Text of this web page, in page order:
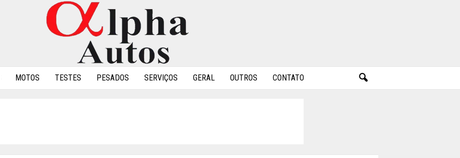
MOTOS TESTES PESADOS SERVIÇOS GERAL OUTROS CONTATO